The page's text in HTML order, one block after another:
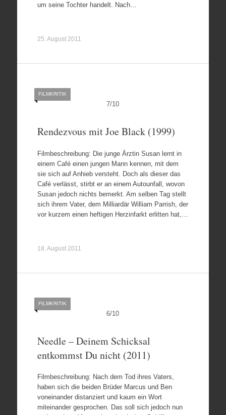
um seine Tochter handelt. Nach…
25. August 2011
7/10
FILMKRITIK
Rendezvous mit Joe Black (1999)
Filmbeschreibung: Die junge Ärztin Susan lernt in
einem Café einen jungen Mann kennen, mit dem
sie sich auf Anhieb versteht. Doch als dieser das
Café verlässt, stirbt er an einem Autounfall, wovon
Susan jedoch nichts bemerkt. Am selben Tag stellt
sich ihrem Vater, dem Milliardär William Parrish, der
vor kurzem einen heftigen Herzinfarkt erlitten hat,…
18. August 2011
6/10
FILMKRITIK
Needle – Deinem Schicksal
entkommst Du nicht (2011)
Filmbeschreibung: Nach dem Tod ihres Vaters,
haben sich die beiden Brüder Marcus und Ben
voneinander distanziert und kaum ein Wort
miteinander gesprochen. Das soll sich jedoch nun